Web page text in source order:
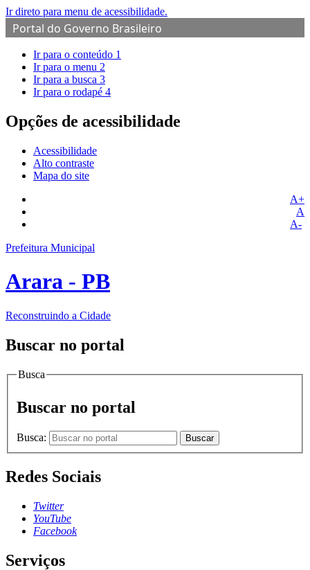
Ir direto para menu de acessibilidade.
Portal do Governo Brasileiro
Ir para o conteúdo 1
Ir para o menu 2
Ir para a busca 3
Ir para o rodapé 4
Opções de acessibilidade
Acessibilidade
Alto contraste
Mapa do site
A+
A
A-
Prefeitura Municipal
Arara - PB
Reconstruindo a Cidade
Buscar no portal
Busca
Buscar no portal
Busca: Buscar
Redes Sociais
Twitter
YouTube
Facebook
Serviços